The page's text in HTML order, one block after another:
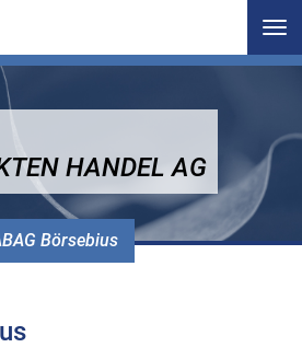
Börsebius
HANDEL AG